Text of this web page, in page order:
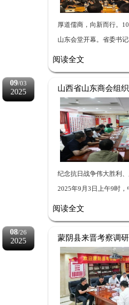
厚道儒商，向新而行。
山东会堂开幕。省委书
并宣布大会开幕，省委
辞，省人大常委...
阅读全文
09/03
2025
山西省山东商会组
抗日战争暨世界反
80周年大阅兵”等系
纪念抗日战争伟大胜利
2025年9月3日上午9时
法西斯战争胜利80周年
来，9月...
阅读全文
08/26
2025 蒙阴县来晋考察调